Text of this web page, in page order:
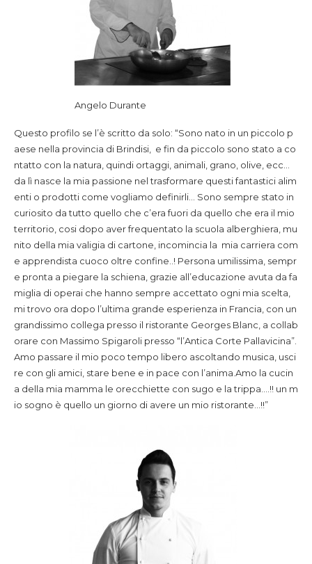
Angelo Durante
Questo profilo se l’è scritto da solo: “Sono nato in un piccolo p
aese nella provincia di Brindisi, e fin da piccolo sono stato a co
ntatto con la natura, quindi ortaggi, animali, grano, olive, ecc…
da lì nasce la mia passione nel trasformare questi fantastici alim
enti o prodotti come vogliamo definirli… Sono sempre stato in
curiosito da tutto quello che c’era fuori da quello che era il mio
territorio, cosi dopo aver frequentato la scuola alberghiera, mu
nito della mia valigia di cartone, incomincia la mia carriera com
e apprendista cuoco oltre confine..! Persona umilissima, sempr
e pronta a piegare la schiena, grazie all’educazione avuta da fa
miglia di operai che hanno sempre accettato ogni mia scelta,
mi trovo ora dopo l’ultima grande esperienza in Francia, con un
grandissimo collega presso il ristorante Georges Blanc, a collab
orare con Massimo Spigaroli presso “l’Antica Corte Pallavicina”.
Amo passare il mio poco tempo libero ascoltando musica, usci
re con gli amici, stare bene e in pace con l’anima.Amo la cucin
a della mia mamma le orecchiette con sugo e la trippa….!! un m
io sogno è quello un giorno di avere un mio ristorante…!!”